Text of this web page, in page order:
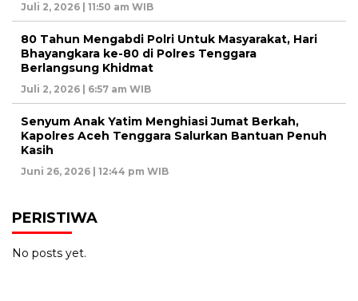
Juli 2, 2026 | 11:50 am WIB
80 Tahun Mengabdi Polri Untuk Masyarakat, Hari
Bhayangkara ke-80 di Polres Tenggara
Berlangsung Khidmat
Juli 2, 2026 | 6:57 am WIB
Senyum Anak Yatim Menghiasi Jumat Berkah,
Kapolres Aceh Tenggara Salurkan Bantuan Penuh
Kasih
Juni 26, 2026 | 12:44 pm WIB
PERISTIWA
No posts yet.